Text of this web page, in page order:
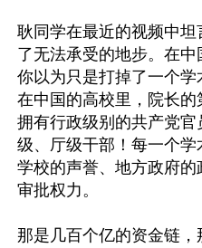
耿同学在最近的视频中坦
了无法承受的地步。在中
你以为只是打掉了一个学
在中国的高校里，院长
拥有行政级别的共产党
级、厅级干部！每一个
学校的声誉、地方政府
审批权力。
那是几百个亿的资金链